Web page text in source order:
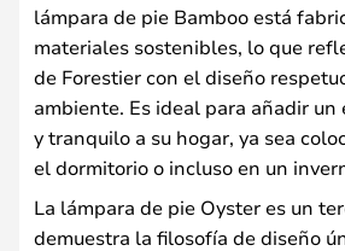
lámpara de pie Bamboo está
materiales sostenibles, lo que
de Forestier con el diseño
ambiente. Es ideal para añadir
y tranquilo a su hogar, ya sea
el dormitorio o incluso en un
La lámpara de pie Oyster es un
demuestra la filosofía de diseño